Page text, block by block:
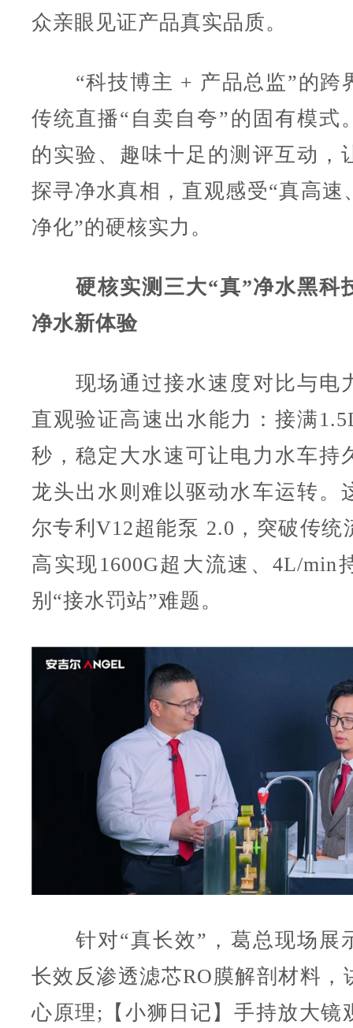
众亲眼见证产品真实品质。
“科技博主 + 产品总监”的跨
传统直播“自卖自夸”的固有模式
的实验、趣味十足的测评互动，
探寻净水真相，直观感受“真高速
净化”的硬核实力。
硬核实测三大“真”净水黑科
净水新体验
现场通过接水速度对比与电
直观验证高速出水能力：接满
秒，稳定大水速可让电力水车持
龙头出水则难以驱动水车运转。
尔专利V12超能泵 2.0，突破传统
高实现1600G超大流速、4L/min
别“接水罚站”难题。
针对“真长效”，葛总现场展
长效反渗透滤芯RO膜解剖材料，
心原理;【小狮日记】手持放大镜